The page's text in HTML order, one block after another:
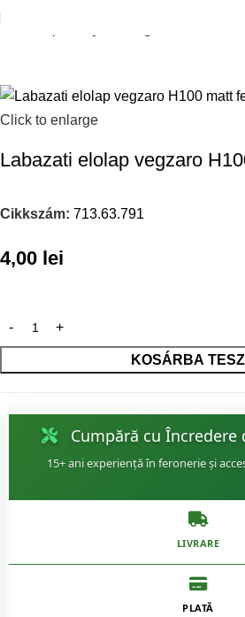
Click to enlarge
Labazati elolap vegzaro
Cikkszám: 713.63.791
4,00 lei
KOSÁRBA
Cumpără cu Încredere
15+ ani experiență în feronerie și
LIVRARE
PLATĂ